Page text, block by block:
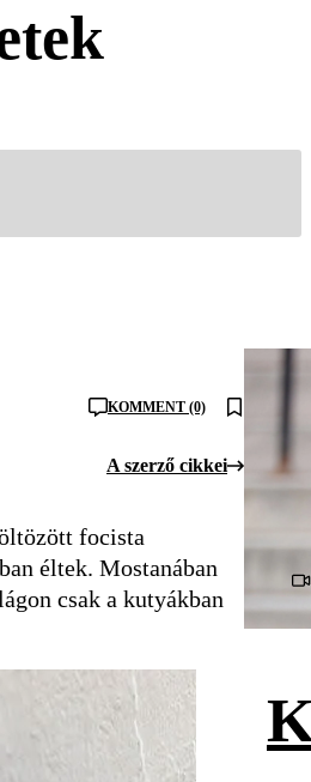
KOMMENT (0)
A szerző cikkei
focista
éltek. Mostanában
csak a kutyákban